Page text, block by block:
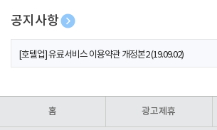
공지사항
[호텔업] 개인정보 처리방침 개정본1 (19.09.02)
[호텔업] 유료서비스 이용약관 개정본2 (19.09.02)
홈 광고제휴